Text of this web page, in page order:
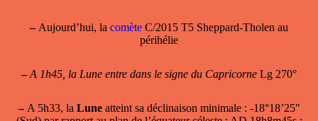
–Aujourd’hui, la comète C/2015 T5 Sheppard-Tholen au
périhélie
– A 1h45, la Lune entre dans le signe du Capricorne Lg 270°
–A 5h33, la Luneatteint sa déclinaison minimale: -18°18’25"